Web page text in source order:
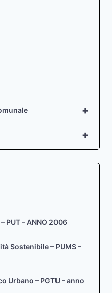
+
+
PUT – ANNO 2006
Sostenibile – PUMS –
Urbano – PGTU – anno